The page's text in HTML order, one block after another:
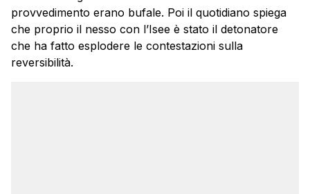
provvedimento erano bufale. Poi il quotidiano spiega
che proprio il nesso con l’Isee è stato il detonatore
che ha fatto esplodere le contestazioni sulla
reversibilità.